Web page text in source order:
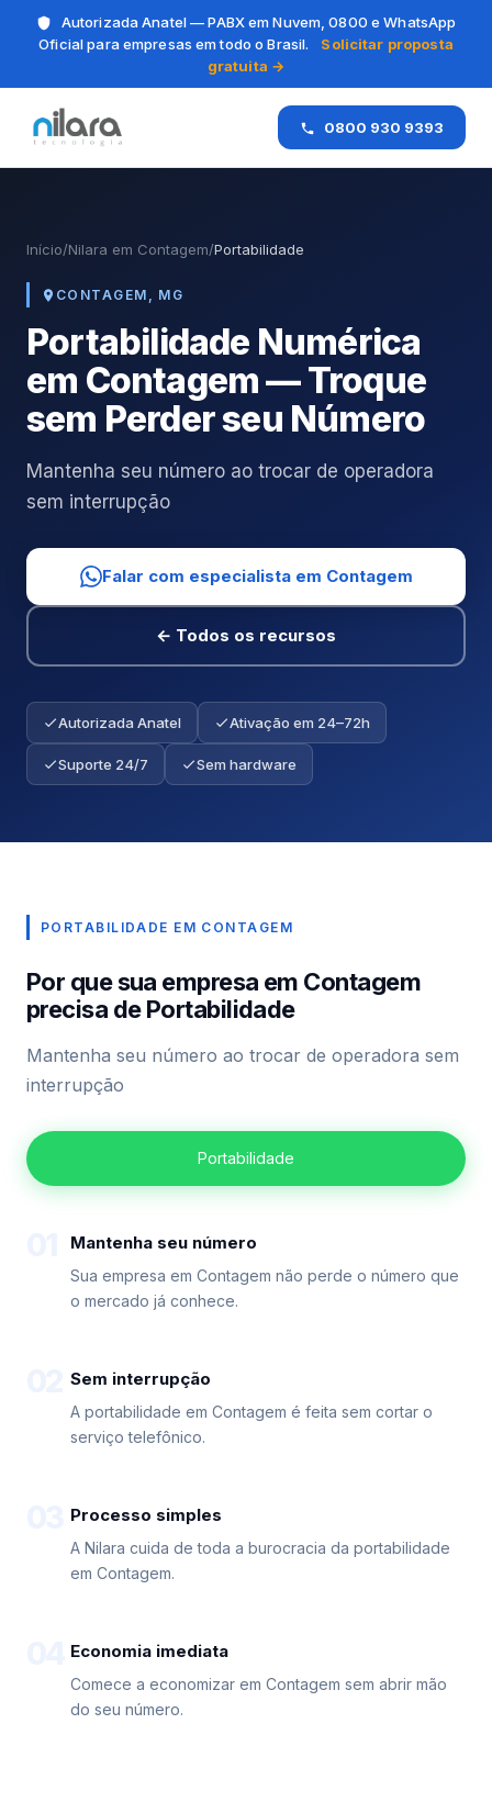
Autorizada Anatel — PABX em Nuvem, 0800 e WhatsApp
Oficial para empresas em todo o Brasil.
Solicitar proposta
gratuita →
0800 930 9393
Início/Nilara em Contagem/Portabilidade
CONTAGEM, MG
Portabilidade Numérica
em Contagem — Troque
sem Perder seu Número
Mantenha seu número ao trocar de operadora
sem interrupção
Falar com especialista em Contagem
← Todos os recursos
Autorizada Anatel Ativação em 24–72h
Suporte 24/7 Sem hardware
PORTABILIDADE EM CONTAGEM
Por que sua empresa em Contagem
precisa de Portabilidade
Mantenha seu número ao trocar de operadora sem
interrupção
Portabilidade
Mantenha seu número
Sua empresa em Contagem não perde o número que
o mercado já conhece.
Sem interrupção
A portabilidade em Contagem é feita sem cortar o
serviço telefônico.
Processo simples
A Nilara cuida de toda a burocracia da portabilidade
em Contagem.
Economia imediata
Comece a economizar em Contagem sem abrir mão
do seu número.